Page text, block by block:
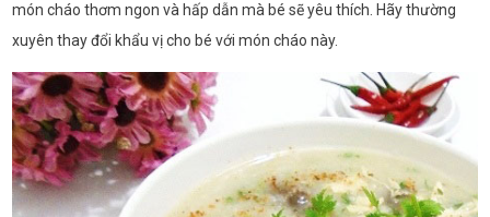
món cháo thơm ngon và hấp dẫn mà bé sẽ yêu thích. Hãy thường
xuyên thay đổi khẩu vị cho bé với món cháo này.